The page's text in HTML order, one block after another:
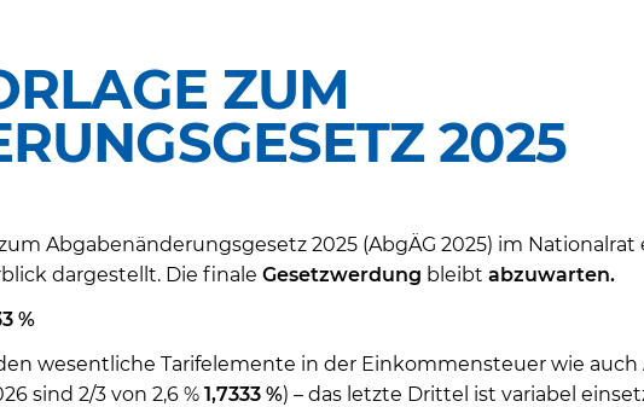
ZUM
2025
Abgabenänderungsgesetz 2025 (AbgÄG 2025) im
dargestellt. Die finale Gesetzwerdung bleibt abzuwarten.
%
wesentliche Tarifelemente in der Einkommensteuer wie
sind 2/3 von 2,6 % 1,7333 %) – das letzte Drittel ist variabel